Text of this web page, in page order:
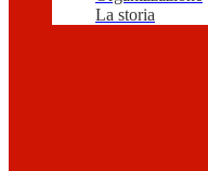
La storia